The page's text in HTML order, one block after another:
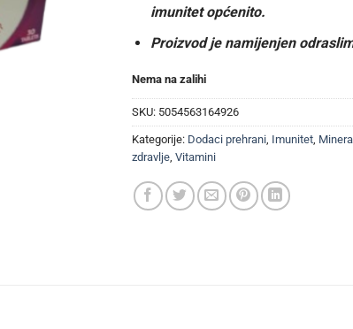
imunitet općenito.
Proizvod je namijenjen
Nema na zalihi
SKU: 5054563164926
Kategorije: Dodaci prehrani Imunitet
zdravlje Vitamini